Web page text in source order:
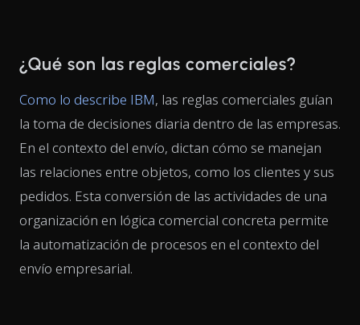
¿Qué son las reglas comerciales?
Como lo describe IBM, las reglas comerciales guían
la toma de decisiones diaria dentro de las empresas.
En el contexto del envío, dictan cómo se manejan
las relaciones entre objetos, como los clientes y sus
pedidos. Esta conversión de las actividades de una
organización en lógica comercial concreta permite
la automatización de procesos en el contexto del
envío empresarial.